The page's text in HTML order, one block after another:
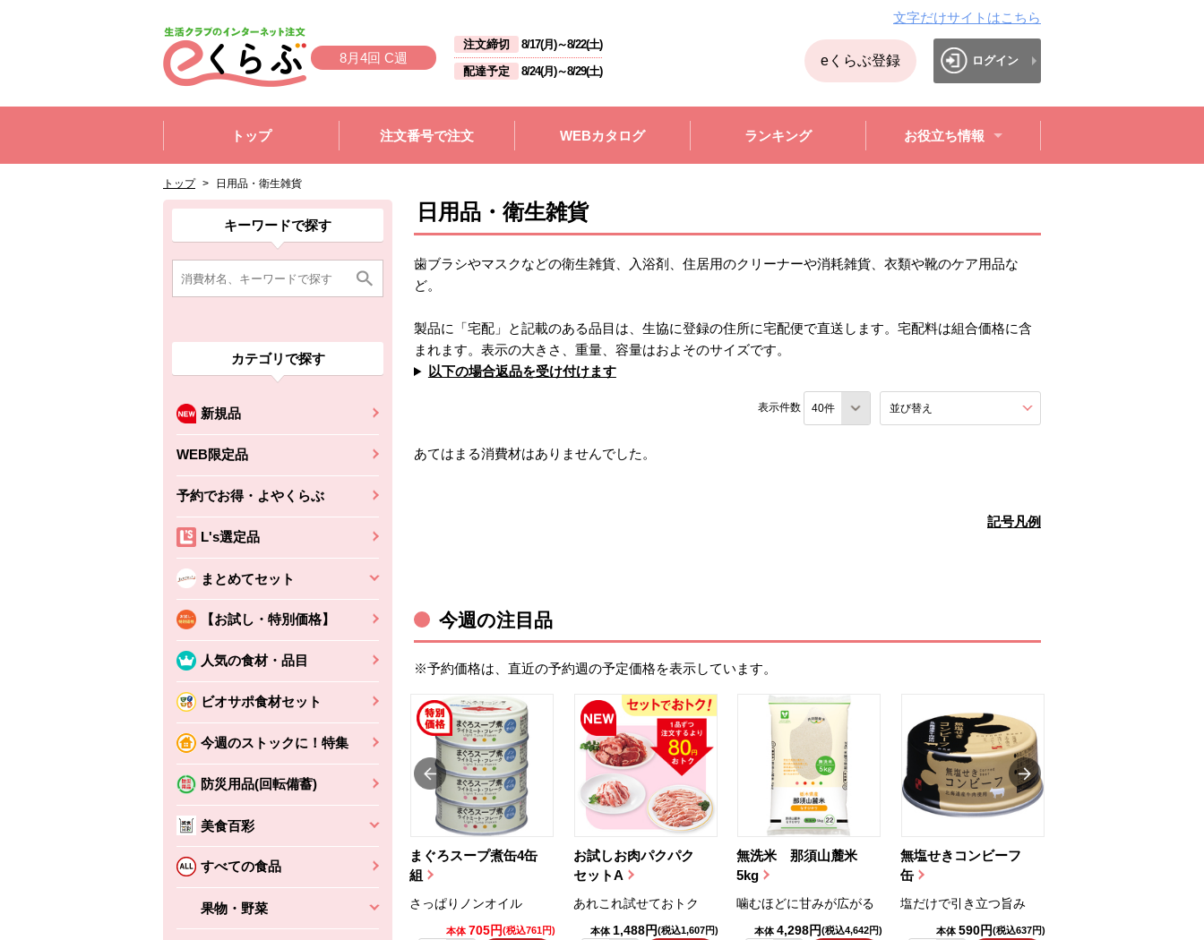
8月4回 C週
注文締切 8/17(月)～8/22(土)
配達予定
8/24(月)～8/29(土)
文字だけサイトはこちら
eくらぶ登録 ログイン
トップ
注文番号で注文 WEBカタログ ランキング お役立ち情報
トップ > 日用品・衛生雑貨
ここから消費材検索メニューです。
キーワードで探す
カテゴリで探す
新規品
WEB限定品
予約でお得・よやくらぶ
L's選定品
まとめてセット
【お試し・特別価格】
人気の食材・品目
ビオサポ食材セット
今週のストックに！特集
防災用品(回転備蓄)
美食百彩
すべての食品
果物・野菜
消費材検索メニューここまで。
ここから本文です。
ここから組合員向けメニューです。
組合員向けメニューここまで。
ここから本文です。 日用品・衛生雑貨
歯ブラシやマスクなどの衛生雑貨、入浴剤、住居用のクリーナーや消耗雑貨、衣類や靴のケア用品な
ど。
製品に「宅配」と記載のある品目は、生協に登録の住所に宅配便で直送します。宅配料は組合価格に含
まれます。表示の大きさ、重量、容量はおよそのサイズです。
以下の場合返品を受け付けます
表示件数 並び替え
あてはまる消費材はありませんでした。
記号凡例
今週の注目品
※予約価格は、直近の予約週の予定価格を表示しています。
まぐろスープ煮缶4缶
組
さっぱりノンオイル
本体 705円(税込761円)
お試しお肉パクパク
セットA
あれこれ試せておトク
本体 1,488円(税込1,607円)
無洗米 那須山麓米
5kg
噛むほどに甘みが広がる
本体 4,298円(税込4,642円)
無塩せきコンビーフ
缶
塩だけで引き立つ旨み
本体 590円(税込637円)
ちょこっと揚げ（香
えびの風味がぶわっ！
(税込356円)
バルサミコ
コク深くフルーティー
本体 (税込2,333円)